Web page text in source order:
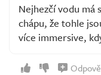
Nejhezčí vodu má
chápu, že tohle
více immersive,